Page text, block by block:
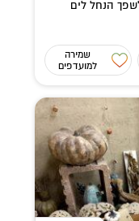
לכביש 90 סמוך לשפך הנחל לים
שמירה
למועדפים